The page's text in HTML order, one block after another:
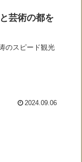
芸術の都を
のスピード観光
2024.09.06